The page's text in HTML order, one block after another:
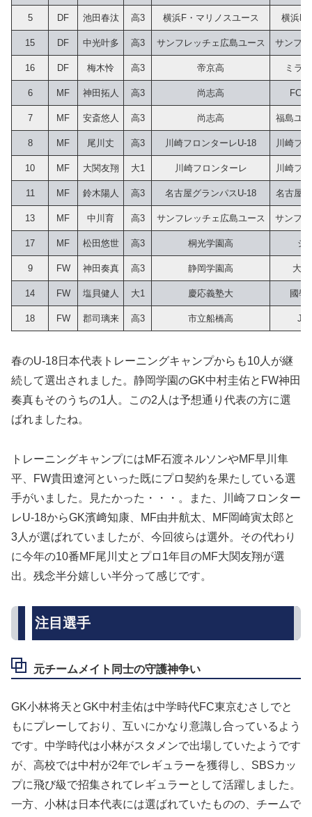
5 DF 池田春汰 高3 横浜F・マリノスユース 横浜F
15 DF 中光叶多 高3 サンフレッチェ広島ユース サンフ
16 DF 梅木怜 高3 帝京高 ミラ
6 MF 神田拓人 高3 尚志高 FC
7 MF 安斎悠人 高3 尚志高 福島ユ
8 MF 尾川丈 高3 川崎フロンターレU-18 川崎フ
10 MF 大関友翔 大1 川崎フロンターレ 川崎フ
11 MF 鈴木陽人 高3 名古屋グランパスU-18 名古屋
13 MF 中川育 高3 サンフレッチェ広島ユース サンフ
17 MF 松田悠世 高3 桐光学園高 シ
9 FW 神田奏真 高3 静岡学園高 大
14 FW 塩貝健人 大1 慶応義塾大 國學
18 FW 郡司璃来 高3 市立船橋高
春のU-18日本代表トレーニングキャンプからも10人が継
続して選出されました。静岡学園のGK中村圭佑とFW神田
奏真もそのうちの1人。この2人は予想通り代表の方に選
ばれましたね。
トレーニングキャンプにはMF石渡ネルソンやMF早川隼
平、FW貴田遼河といった既にプロ契約を果たしている選
手がいました。見たかった・・・。また、川崎フロンター
レU-18からGK濱﨑知康、MF由井航太、MF岡崎寅太郎と
3人が選ばれていましたが、今回彼らは選外。その代わり
に今年の10番MF尾川丈とプロ1年目のMF大関友翔が選
出。残念半分嬉しい半分って感じです。
注目選手
元チームメイト同士の守護神争い
GK小林将天とGK中村圭佑は中学時代FC東京むさしでと
もにプレーしており、互いにかなり意識し合っているよう
です。中学時代は小林がスタメンで出場していたようです
が、高校では中村が2年でレギュラーを獲得し、SBSカッ
プに飛び級で招集されてレギュラーとして活躍しました。
一方、小林は日本代表には選ばれていたものの、チームで